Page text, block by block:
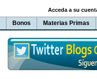
Bonos Materias Primas
Acceda a su